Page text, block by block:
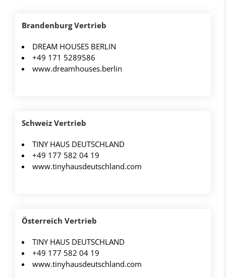
Brandenburg Vertrieb
DREAM HOUSES BERLIN
+49 171 5289586
www.dreamhouses.berlin
Schweiz Vertrieb
TINY HAUS DEUTSCHLAND
+49 177 582 04 19
www.tinyhausdeutschland.com
Österreich Vertrieb
TINY HAUS DEUTSCHLAND
+49 177 582 04 19
www.tinyhausdeutschland.com